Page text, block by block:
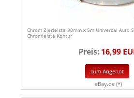
Chrom Zierleiste 30mm x 5m Universal Auto
Chromleiste Kontur
Preis: 16,99
zum Angebot
eBay.de (*)